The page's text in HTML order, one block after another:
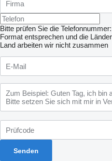
Bitte prüfen Sie die
Format entsprechen und die
Land arbeiten wir nicht zusammen